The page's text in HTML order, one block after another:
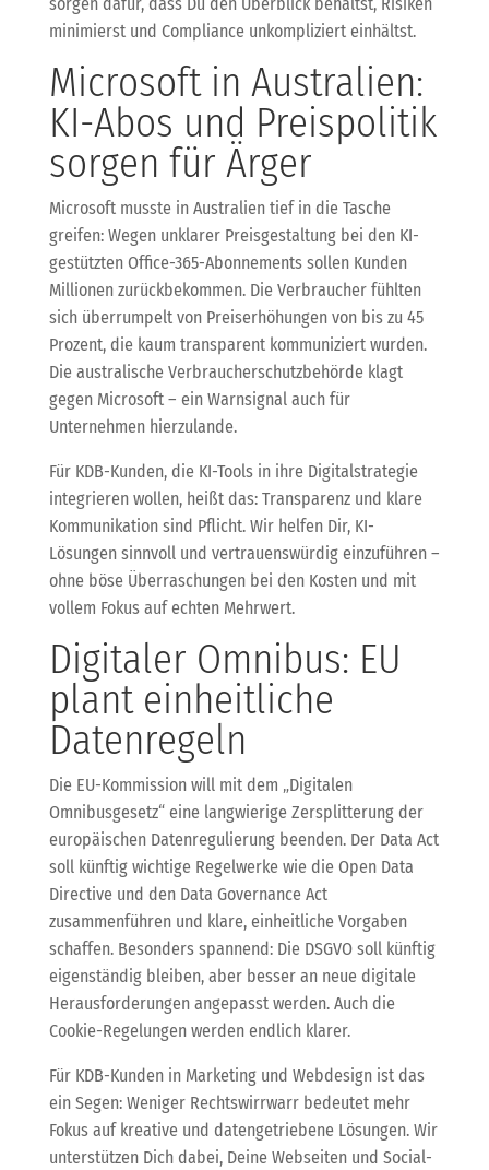
minimierst und Compliance unkompliziert einhältst.
Microsoft in Australien:
KI-Abos und Preispolitik
sorgen für Ärger
Microsoft musste in Australien tief in die Tasche
greifen: Wegen unklarer Preisgestaltung bei den KI-
gestützten Office-365-Abonnements sollen Kunden
Millionen zurückbekommen. Die Verbraucher fühlten
sich überrumpelt von Preiserhöhungen von bis zu 45
Prozent, die kaum transparent kommuniziert wurden.
Die australische Verbraucherschutzbehörde klagt
gegen Microsoft – ein Warnsignal auch für
Unternehmen hierzulande.
Für KDB-Kunden, die KI-Tools in ihre Digitalstrategie
integrieren wollen, heißt das: Transparenz und klare
Kommunikation sind Pflicht. Wir helfen Dir, KI-
Lösungen sinnvoll und vertrauenswürdig einzuführen –
ohne böse Überraschungen bei den Kosten und mit
vollem Fokus auf echten Mehrwert.
Digitaler Omnibus: EU
plant einheitliche
Datenregeln
Die EU-Kommission will mit dem „Digitalen
Omnibusgesetz“ eine langwierige Zersplitterung der
europäischen Datenregulierung beenden. Der Data Act
soll künftig wichtige Regelwerke wie die Open Data
Directive und den Data Governance Act
zusammenführen und klare, einheitliche Vorgaben
schaffen. Besonders spannend: Die DSGVO soll künftig
eigenständig bleiben, aber besser an neue digitale
Herausforderungen angepasst werden. Auch die
Cookie-Regelungen werden endlich klarer.
Für KDB-Kunden in Marketing und Webdesign ist das
ein Segen: Weniger Rechtswirrwarr bedeutet mehr
Fokus auf kreative und datengetriebene Lösungen. Wir
unterstützen Dich dabei, Deine Webseiten und Social-